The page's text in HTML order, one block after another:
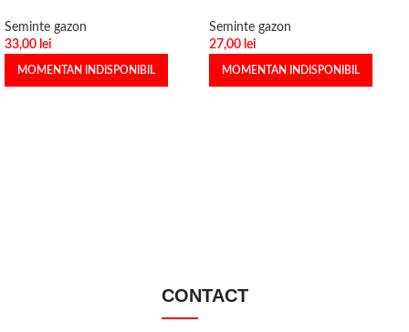
Seminte gazon
33,00 lei
MOMENTAN INDISPONIBIL
Seminte gazon
27,00 lei
MOMENTAN INDISPONIBIL
CONTACT